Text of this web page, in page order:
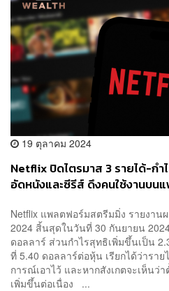
19 ตุลาคม 2024
Netflix ปิดไตรมาส 3 รายได้-กำ
อัดหนังและซีรีส์ ดึงคนใช้งานบน
Netflix แพลตฟอร์มสตรีมมิ่ง รายงาน
2024 สิ้นสุดในวันที่ 30 กันยายน
ดอลลาร์ ส่วนกำไรสุทธิเพิ่มขึ้นเป็น
ที่ 5.40 ดอลลาร์ต่อหุ้น เรียกได้ว่ารา
การณ์เอาไว้ และหากสังเกตจะเห็น
เพิ่มขึ้นต่อเนื่อง ...